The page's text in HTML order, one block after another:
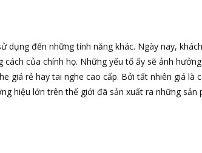
dụng đến những tính năng khác. Ngày nay, khách
của chính họ. Những yếu tố ấy sẽ ảnh
giá rẻ hay tai nghe cao cấp. Bởi tất nhiên giá là
hiệu lớn trên thế giới đã sản xuất ra những sản